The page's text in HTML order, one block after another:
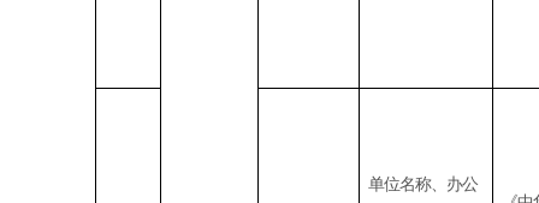
单位名称、办公